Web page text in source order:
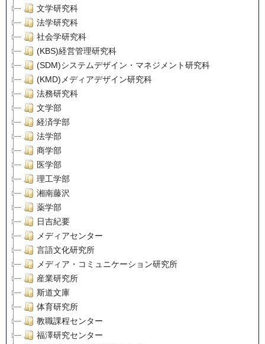
文学研究科
法学研究科
社会学研究科
(KBS)経営管理研究科
(SDM)システムデザイン・マネジメント研究科
(KMD)メディアデザイン研究科
法務研究科
文学部
経済学部
法学部
商学部
医学部
理工学部
湘南藤沢
薬学部
日吉紀要
メディアセンター
言語文化研究所
メディア・コミュニケーション研究所
産業研究所
斯道文庫
体育研究所
教職課程センター
福澤研究センター